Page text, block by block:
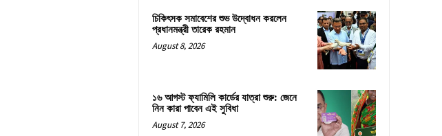
চিকিৎসক সমাবেশের শুভ উদ্বোধন করলেন
প্রধানমন্ত্রী তারেক রহমান
August 8, 2026
১৬ আগস্ট ফ্যামিলি কার্ডের যাত্রা শুরু: জেনে
নিন কারা পাবেন এই সুবিধা
August 7, 2026